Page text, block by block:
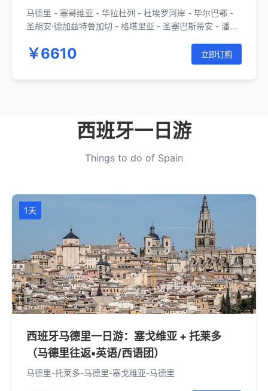
马德里 - 塞哥维亚 - 华拉杜列 - 杜埃罗河岸 - 毕尔巴鄂 -
圣胡安·德加兹特鲁加切 - 格塔里亚 - 圣塞巴斯蒂安 - 潘普
￥6610 立即订购
西班牙一日游
Things to do of Spain
1天
西班牙马德里一日游：塞戈维亚 + 托莱多
（马德里往返▪英语/西语团）
马德里-托莱多-马德里-塞戈维亚-马德里